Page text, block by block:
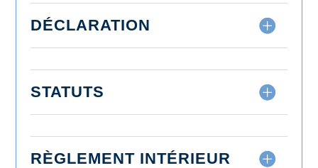
DÉCLARATION
STATUTS
RÈGLEMENT INTÉRIEUR